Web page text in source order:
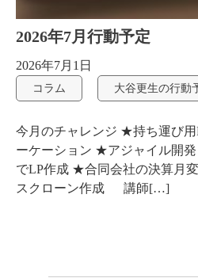
2026年7月行動予定
2026年7月1日
コラム 大谷更生の行動
今月のチャレンジ ★持ち運び
ーケーション ★アジャイル開
でLP作成 ★合同会社の決算月
スクローン作成 講師[…]